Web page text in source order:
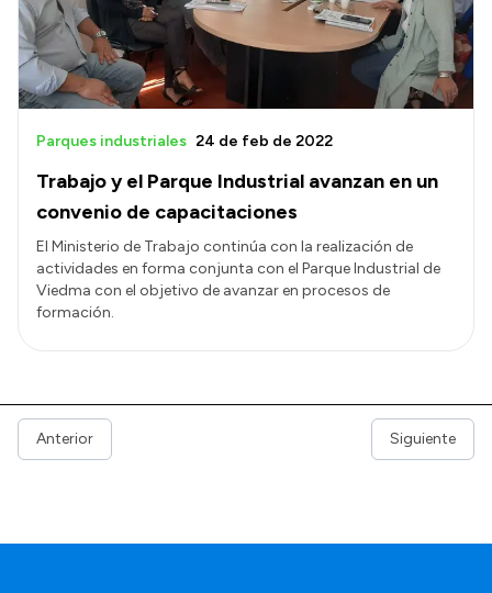
Trabajo y el Parque Industrial avanzan en un
convenio de capacitaciones
Parques industriales 24 de feb de 2022
El Ministerio de Trabajo continúa con la realización de
actividades en forma conjunta con el Parque Industrial de
Viedma con el objetivo de avanzar en procesos de
formación.
Anterior Siguiente